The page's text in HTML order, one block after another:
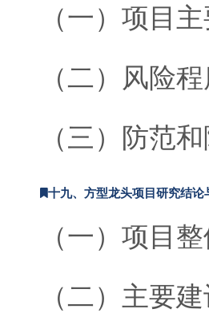
（一）项目
（二）风险
（三）防范
十九、方型龙头项目研究结论
（一）项目
（二）主要